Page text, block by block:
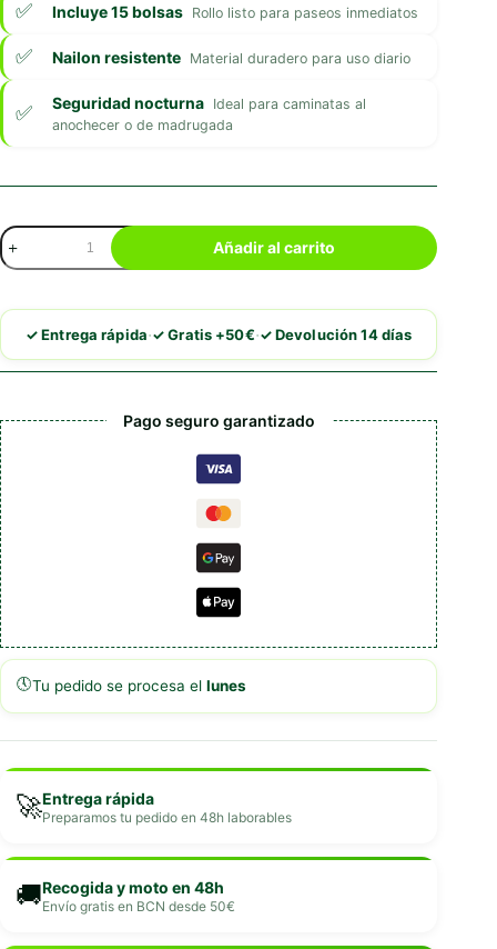
Incluye 15 bolsas Rollo listo para paseos inmediatos
Nailon resistente Material duradero para uso diario
Seguridad nocturna Ideal para caminatas al
anochecer o de madrugada
Portabolsas
de
Nylon
cantidad
Añadir al carrito
✓ Entrega rápida·✓ Gratis +50€·✓ Devolución 14 días
Pago seguro garantizado
🕔Tu pedido se procesa el lunes
🚀Entrega rápida
Preparamos tu pedido en 48h laborables
🚚Recogida y moto en 48h
Envío gratis en BCN desde 50€